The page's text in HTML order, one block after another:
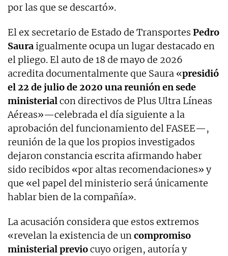
por las que se descartó».
El ex secretario de Estado de Transportes Pedro
Sauraigualmente ocupa un lugar destacado en
el pliego. El auto de 18 de mayo de 2026
acredita documentalmente que Saura «presidió
el 22 de julio de 2020 una reunión en sede
ministerialcon directivos de Plus Ultra Líneas
Aéreas»—celebrada el día siguiente a la
aprobación del funcionamiento del FASEE—,
reunión de la que los propios investigados
dejaron constancia escrita afirmando haber
sido recibidos «por altas recomendaciones» y
que «el papel del ministerio será únicamente
hablar bien de la compañía».
La acusación considera que estos extremos
«revelan la existencia de uncompromiso
ministerial previocuyo origen, autoría y